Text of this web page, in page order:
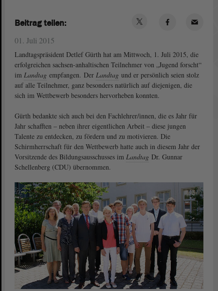
01. Juli 2015
Landtagspräsident Detlef Gürth hat am Mittwoch, 1. Juli 2015, die
erfolgreichen sachsen-anhaltischen Teilnehmer von „Jugend forscht“
im Landtag empfangen. Der Landtag und er persönlich seien stolz
auf alle Teilnehmer, ganz besonders natürlich auf diejenigen, die
sich im Wettbewerb besonders hervorheben konnten.
Gürth bedankte sich auch bei den Fachlehrer/innen, die es Jahr für
Jahr schafften – neben ihrer eigentlichen Arbeit – diese jungen
Talente zu entdecken, zu fördern und zu motivieren. Die
Schirmherrschaft für den Wettbewerb hatte auch in diesem Jahr der
Vorsitzende des Bildungsausschusses im Landtag Dr. Gunnar
Schellenberg (CDU) übernommen.
Beitrag teilen: